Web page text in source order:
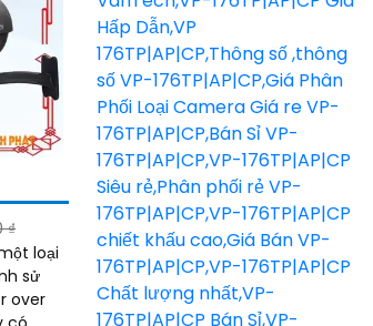
₫
loại
sử
over